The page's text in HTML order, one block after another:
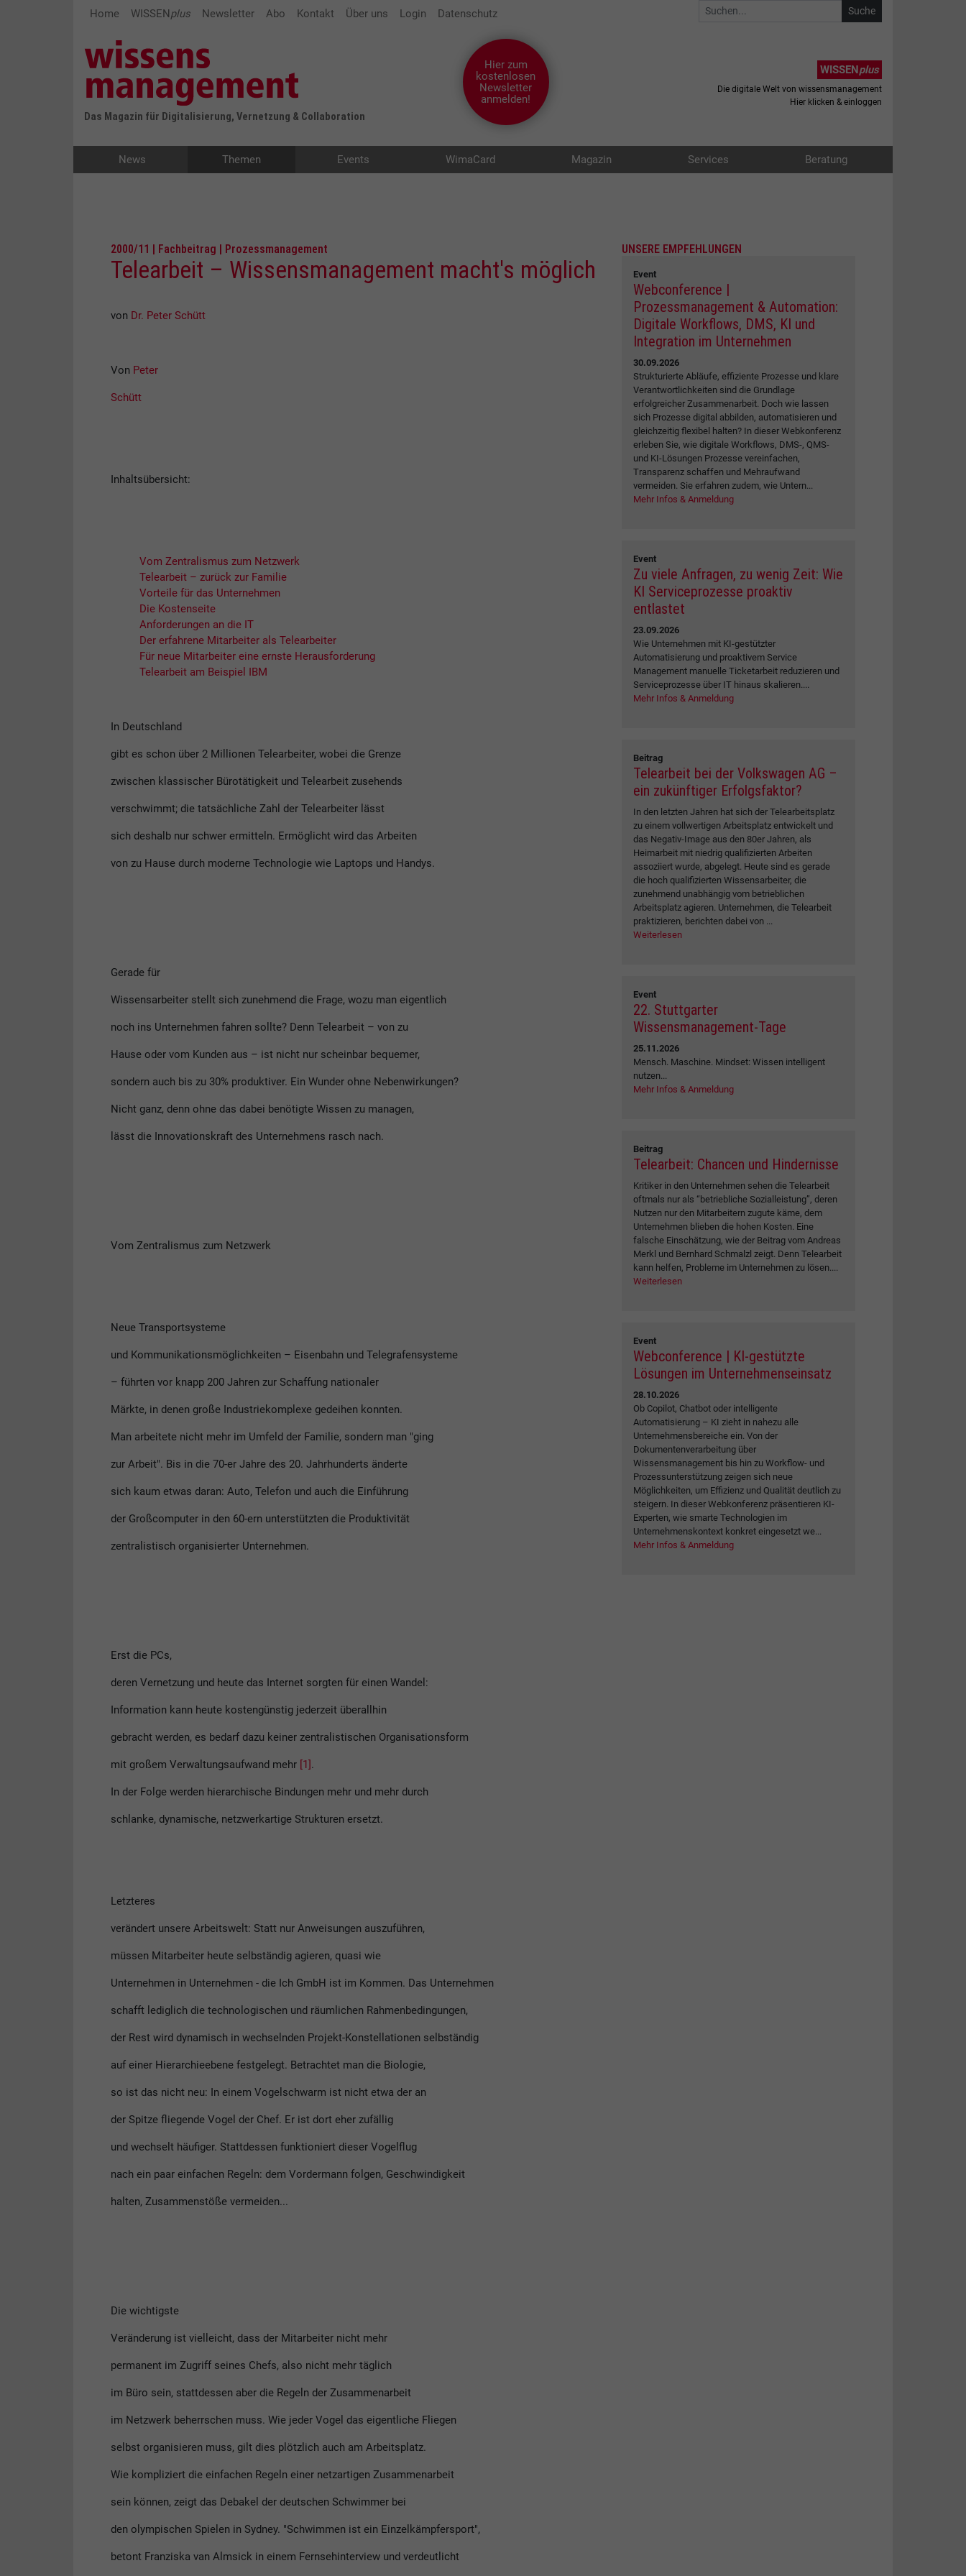
Home WISSENplus Newsletter Abo Kontakt Über uns Login Datenschutz
Das Magazin für Digitalisierung, Vernetzung & Collaboration
Hier zum
kostenlosen
Newsletter
anmelden!
WISSENplus
Die digitale Welt von wissensmanagement
Hier klicken & einloggen
News Themen Events WimaCard Magazin Services Beratung
2000/11 | Fachbeitrag | Prozessmanagement
Telearbeit – Wissensmanagement macht's möglich
von Dr. Peter Schütt
Von Peter
Schütt
Inhaltsübersicht:
Vom Zentralismus zum Netzwerk
Telearbeit – zurück zur Familie
Vorteile für das Unternehmen
Die Kostenseite
Anforderungen an die IT
Der erfahrene Mitarbeiter als Telearbeiter
Für neue Mitarbeiter eine ernste Herausforderung
Telearbeit am Beispiel IBM
In Deutschland
gibt es schon über 2 Millionen Telearbeiter, wobei die Grenze
zwischen klassischer Bürotätigkeit und Telearbeit zusehends
verschwimmt; die tatsächliche Zahl der Telearbeiter lässt
sich deshalb nur schwer ermitteln. Ermöglicht wird das Arbeiten
von zu Hause durch moderne Technologie wie Laptops und Handys.
Gerade für
Wissensarbeiter stellt sich zunehmend die Frage, wozu man eigentlich
noch ins Unternehmen fahren sollte? Denn Telearbeit – von zu
Hause oder vom Kunden aus – ist nicht nur scheinbar bequemer,
sondern auch bis zu 30% produktiver. Ein Wunder ohne Nebenwirkungen?
Nicht ganz, denn ohne das dabei benötigte Wissen zu managen,
lässt die Innovationskraft des Unternehmens rasch nach.
Vom Zentralismus zum Netzwerk
Neue Transportsysteme
und Kommunikationsmöglichkeiten – Eisenbahn und Telegrafensysteme
– führten vor knapp 200 Jahren zur Schaffung nationaler
Märkte, in denen große Industriekomplexe gedeihen konnten.
Man arbeitete nicht mehr im Umfeld der Familie, sondern man "ging
zur Arbeit". Bis in die 70-er Jahre des 20. Jahrhunderts änderte
sich kaum etwas daran: Auto, Telefon und auch die Einführung
der Großcomputer in den 60-ern unterstützten die Produktivität
zentralistisch organisierter Unternehmen.
Erst die PCs,
deren Vernetzung und heute das Internet sorgten für einen Wandel:
Information kann heute kostengünstig jederzeit überallhin
gebracht werden, es bedarf dazu keiner zentralistischen Organisationsform
mit großem Verwaltungsaufwand mehr [1] .
In der Folge werden hierarchische Bindungen mehr und mehr durch
schlanke, dynamische, netzwerkartige Strukturen ersetzt.
Letzteres
verändert unsere Arbeitswelt: Statt nur Anweisungen auszuführen,
müssen Mitarbeiter heute selbständig agieren, quasi wie
Unternehmen in Unternehmen - die Ich GmbH ist im Kommen. Das Unternehmen
schafft lediglich die technologischen und räumlichen Rahmenbedingungen,
der Rest wird dynamisch in wechselnden Projekt-Konstellationen selbständig
auf einer Hierarchieebene festgelegt. Betrachtet man die Biologie,
so ist das nicht neu: In einem Vogelschwarm ist nicht etwa der an
der Spitze fliegende Vogel der Chef. Er ist dort eher zufällig
und wechselt häufiger. Stattdessen funktioniert dieser Vogelflug
nach ein paar einfachen Regeln: dem Vordermann folgen, Geschwindigkeit
halten, Zusammenstöße vermeiden...
Die wichtigste
Veränderung ist vielleicht, dass der Mitarbeiter nicht mehr
permanent im Zugriff seines Chefs, also nicht mehr täglich
im Büro sein, stattdessen aber die Regeln der Zusammenarbeit
im Netzwerk beherrschen muss. Wie jeder Vogel das eigentliche Fliegen
selbst organisieren muss, gilt dies plötzlich auch am Arbeitsplatz.
Wie kompliziert die einfachen Regeln einer netzartigen Zusammenarbeit
sein können, zeigt das Debakel der deutschen Schwimmer bei
den olympischen Spielen in Sydney. "Schwimmen ist ein Einzelkämpfersport",
betont Franziska van Almsick in einem Fernsehinterview und verdeutlicht
UNSERE EMPFEHLUNGEN
Event
Webconference |
Prozessmanagement & Automation:
Digitale Workflows, DMS, KI und
Integration im Unternehmen
30.09.2026
Strukturierte Abläufe, effiziente Prozesse und klare
Verantwortlichkeiten sind die Grundlage
erfolgreicher Zusammenarbeit. Doch wie lassen
sich Prozesse digital abbilden, automatisieren und
gleichzeitig flexibel halten? In dieser Webkonferenz
erleben Sie, wie digitale Workflows, DMS-, QMS-
und KI-Lösungen Prozesse vereinfachen,
Transparenz schaffen und Mehraufwand
vermeiden. Sie erfahren zudem, wie Untern...
Mehr Infos & Anmeldung
Event
Zu viele Anfragen, zu wenig Zeit: Wie
KI Serviceprozesse proaktiv
entlastet
23.09.2026
Wie Unternehmen mit KI-gestützter
Automatisierung und proaktivem Service
Management manuelle Ticketarbeit reduzieren und
Serviceprozesse über IT hinaus skalieren....
Mehr Infos & Anmeldung
Beitrag
Telearbeit bei der Volkswagen AG –
ein zukünftiger Erfolgsfaktor?
In den letzten Jahren hat sich der Telearbeitsplatz
zu einem vollwertigen Arbeitsplatz entwickelt und
das Negativ-Image aus den 80er Jahren, als
Heimarbeit mit niedrig qualifizierten Arbeiten
assoziiert wurde, abgelegt. Heute sind es gerade
die hoch qualifizierten Wissensarbeiter, die
zunehmend unabhängig vom betrieblichen
Arbeitsplatz agieren. Unternehmen, die Telearbeit
praktizieren, berichten dabei von ...
Weiterlesen
Event
22. Stuttgarter
Wissensmanagement-Tage
25.11.2026
Mensch. Maschine. Mindset: Wissen intelligent
nutzen...
Mehr Infos & Anmeldung
Beitrag
Telearbeit: Chancen und Hindernisse
Kritiker in den Unternehmen sehen die Telearbeit
oftmals nur als “betriebliche Sozialleistung”, deren
Nutzen nur den Mitarbeitern zugute käme, dem
Unternehmen blieben die hohen Kosten. Eine
falsche Einschätzung, wie der Beitrag vom Andreas
Merkl und Bernhard Schmalzl zeigt. Denn Telearbeit
kann helfen, Probleme im Unternehmen zu lösen....
Weiterlesen
Event
Webconference | KI-gestützte
Lösungen im Unternehmenseinsatz
28.10.2026
Ob Copilot, Chatbot oder intelligente
Automatisierung – KI zieht in nahezu alle
Unternehmensbereiche ein. Von der
Dokumentenverarbeitung über
Wissensmanagement bis hin zu Workflow- und
Prozessunterstützung zeigen sich neue
Möglichkeiten, um Effizienz und Qualität deutlich zu
steigern. In dieser Webkonferenz präsentieren KI-
Experten, wie smarte Technologien im
Unternehmenskontext konkret eingesetzt we...
Mehr Infos & Anmeldung